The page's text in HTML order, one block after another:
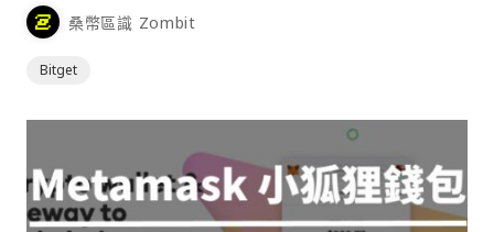
桑幣區識 Zombit
Bitget